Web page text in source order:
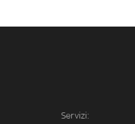
Servizi: